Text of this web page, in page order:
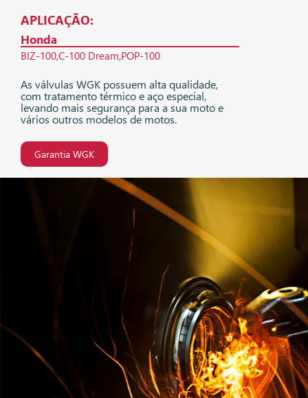
APLICAÇÃO:
Honda
BIZ-100C-100 Dream POP-100
As válvulas WGK possuem alta qualidade,
com tratamento térmico e aço especial,
levando mais segurança para a sua moto e
vários outros modelos de motos.
Garantia WGK